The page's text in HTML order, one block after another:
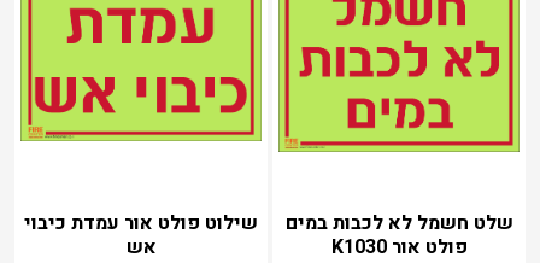
שלט חשמל לא לכבות במים
פולט אור K1030
שילוט פולט אור עמדת כיבוי
אש